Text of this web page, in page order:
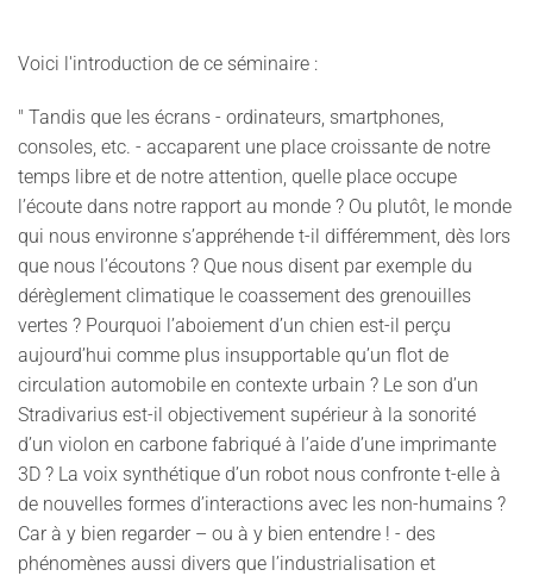
Voici l'introduction de ce séminaire :
" Tandis que les écrans - ordinateurs, smartphones,
consoles, etc. - accaparent une place croissante de notre
temps libre et de notre attention, quelle place occupe
l’écoute dans notre rapport au monde ? Ou plutôt, le monde
qui nous environne s’appréhende t-il différemment, dès lors
que nous l’écoutons ? Que nous disent par exemple du
dérèglement climatique le coassement des grenouilles
vertes ? Pourquoi l’aboiement d’un chien est-il perçu
aujourd’hui comme plus insupportable qu’un flot de
circulation automobile en contexte urbain ? Le son d’un
Stradivarius est-il objectivement supérieur à la sonorité
d’un violon en carbone fabriqué à l’aide d’une imprimante
3D ? La voix synthétique d’un robot nous confronte t-elle à
de nouvelles formes d’interactions avec les non-humains ?
Car à y bien regarder – ou à y bien entendre ! - des
phénomènes aussi divers que l’industrialisation et